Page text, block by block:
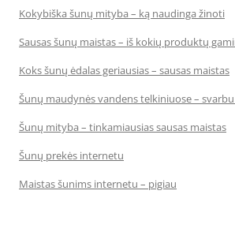
Kokybiška šunų mityba – ką naudinga žinoti
Sausas šunų maistas – iš kokių produktų
Koks šunų ėdalas geriausias – sausas maistas
Šunų maudynės vandens telkiniuose –
Šunų mityba – tinkamiausias sausas maistas
Šunų prekės internetu
Maistas šunims internetu – pigiau